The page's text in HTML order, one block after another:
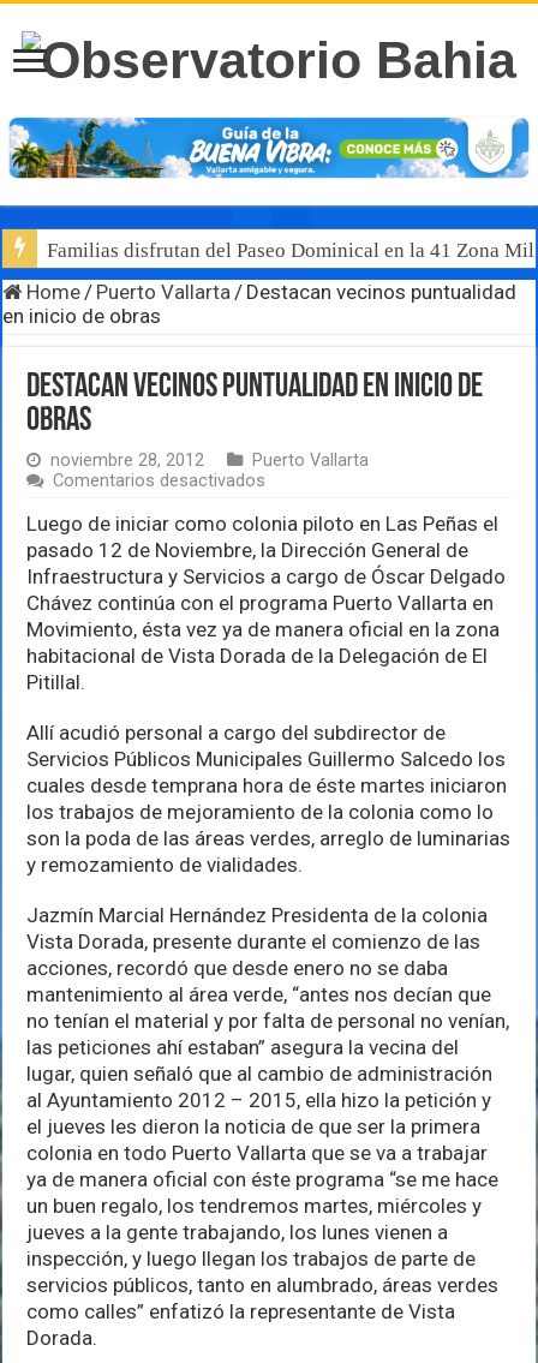
Familias disfrutan del Paseo Dominical en la 41 Zona
Home / Puerto Vallarta / Destacan vecinos puntualidad
en inicio de obras
Destacan vecinos puntualidad en inicio de
obras
noviembre 28, 2012
Puerto Vallarta
Comentarios desactivados
vecinos
puntualidad
en
inicio
de
obras
Luego de iniciar como colonia piloto en Las Peñas el
pasado 12 de Noviembre, la Dirección General de
Infraestructura y Servicios a cargo de Óscar Delgado
Chávez continúa con el programa Puerto Vallarta en
Movimiento, ésta vez ya de manera oficial en la zona
habitacional de Vista Dorada de la Delegación de El
Pitillal.
Allí acudió personal a cargo del subdirector de
Servicios Públicos Municipales Guillermo Salcedo los
cuales desde temprana hora de éste martes iniciaron
los trabajos de mejoramiento de la colonia como lo
son la poda de las áreas verdes, arreglo de luminarias
y remozamiento de vialidades.
Jazmín Marcial Hernández Presidenta de la colonia
Vista Dorada, presente durante el comienzo de las
acciones, recordó que desde enero no se daba
mantenimiento al área verde, “antes nos decían que
no tenían el material y por falta de personal no venían,
las peticiones ahí estaban” asegura la vecina del
lugar, quien señaló que al cambio de administración
al Ayuntamiento 2012 – 2015, ella hizo la petición y
el jueves les dieron la noticia de que ser la primera
colonia en todo Puerto Vallarta que se va a trabajar
ya de manera oficial con éste programa “se me hace
un buen regalo, los tendremos martes, miércoles y
jueves a la gente trabajando, los lunes vienen a
inspección, y luego llegan los trabajos de parte de
servicios públicos, tanto en alumbrado, áreas verdes
como calles” enfatizó la representante de Vista
Dorada.